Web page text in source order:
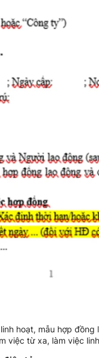
hoạt, mẫu hợp
việc từ xa, làm việc